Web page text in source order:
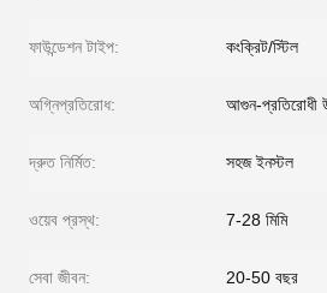
ফাউন্ডেশন টাইপ: কংক্রিট/স্টিল
অগ্নিপ্রতিরোধ: আগুন-প্রতিরোধী
দ্রুত নির্মিত: সহজ ইনস্টল
ওয়েব প্রস্থ: 7-28 মিমি
সেবা জীবন: 20-50 বছর